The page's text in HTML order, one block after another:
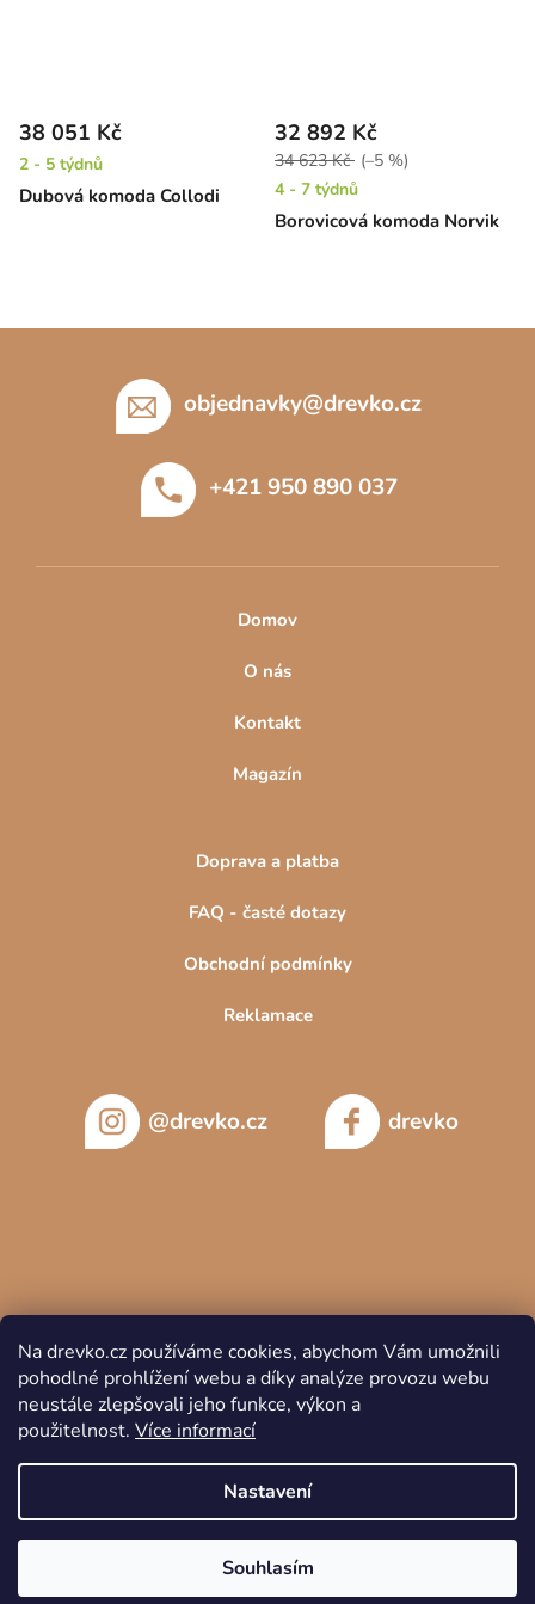
Na drevko.cz používáme cookies, abychom Vám umožnili
pohodlné prohlížení webu a díky analýze provozu webu
neustále zlepšovali jeho funkce, výkon a
použitelnost. Více informací
Nastavení
Souhlasím
Dubová komoda Collodi
38 051 Kč
2 - 5 týdnů
Borovicová komoda Norvik
32 892 Kč
34 623 Kč (–5 %)
4 - 7 týdnů
objednavky@drevko.cz
+421 950 890 037
Domov
O nás
Kontakt
Magazín
Doprava a platba
FAQ - časté dotazy
Obchodní podmínky
Reklamace
@drevko.cz drevko
Vytvořil Shoptet